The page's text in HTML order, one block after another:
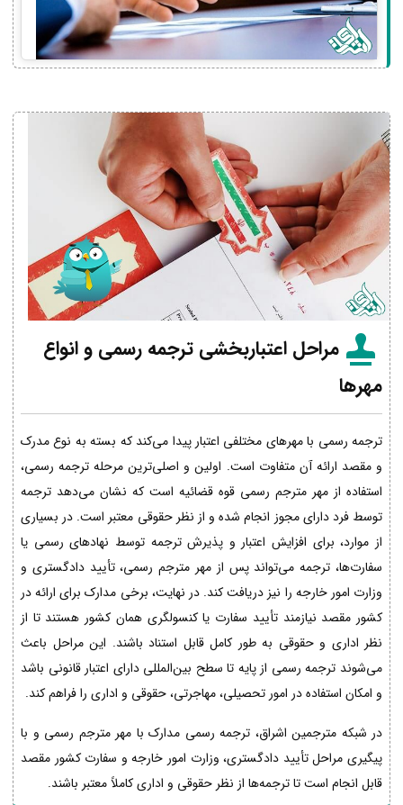
مراحل اعتباربخشی ترجمه رسمی و انواع
مهرها
ترجمه رسمی با مهرهای مختلفی اعتبار پیدا می‌کند که بسته به نوع مدرک
و مقصد ارائه آن متفاوت است. اولین و اصلی‌ترین مرحله ترجمه رسمی،
استفاده از مهر مترجم رسمی قوه قضائیه است که نشان می‌دهد ترجمه
توسط فرد دارای مجوز انجام شده و از نظر حقوقی معتبر است. در بسیاری
از موارد، برای افزایش اعتبار و پذیرش ترجمه توسط نهادهای رسمی یا
سفارت‌ها، ترجمه می‌تواند پس از مهر مترجم رسمی، تأیید دادگستری و
وزارت امور خارجه را نیز دریافت کند. در نهایت، برخی مدارک برای ارائه در
کشور مقصد نیازمند تأیید سفارت یا کنسولگری همان کشور هستند تا از
نظر اداری و حقوقی به طور کامل قابل استناد باشند. این مراحل باعث
می‌شوند ترجمه رسمی از پایه تا سطح بین‌المللی دارای اعتبار قانونی باشد
و امکان استفاده در امور تحصیلی، مهاجرتی، حقوقی و اداری را فراهم کند.
در شبکه مترجمین اشراق، ترجمه رسمی مدارک با مهر مترجم رسمی و با
پیگیری مراحل تأیید دادگستری، وزارت امور خارجه و سفارت کشور مقصد
قابل انجام است تا ترجمه‌ها از نظر حقوقی و اداری کاملاً معتبر باشند.